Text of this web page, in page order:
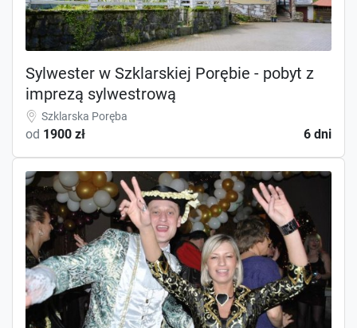
Sylwester w Szklarskiej Porębie - pobyt z
imprezą sylwestrową
Szklarska Poręba
od 1900 zł 6 dni